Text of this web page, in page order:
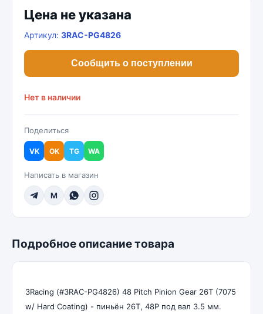
Цена не указана
Артикул: 3RAC-PG4826
Сообщить о поступлении
Нет в наличии
Поделиться
VK OK TG WA
Написать в магазин
M
Подробное описание товара
3Racing (#3RAC-PG4826) 48 Pitch Pinion Gear 26T (7075
w/ Hard Coating) - пиньён 26T, 48P под вал 3.5 мм.